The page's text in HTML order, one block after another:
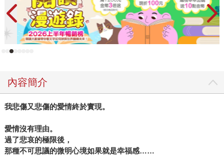
內容簡介
我悲傷又悲傷的愛情終於實現。
愛情沒有理由。
過了悲哀的極限後，
那種不可思議的微明心境如果就是幸福感……